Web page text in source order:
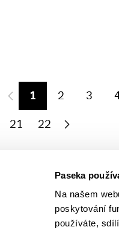
Paseka
Na našem
poskytování
používáte,
1 2 3
21 22